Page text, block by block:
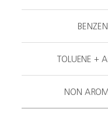
TOLUENE +
NON